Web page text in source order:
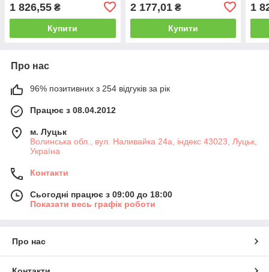
1 826,55 ₴
Купити
2 177,01₴
Купити
1
Про нас
96% позитивних з 254 відгуків за рік
Працює з 08.04.2012
м. Луцьк
Волинська обл., вул. Наливайка 24а, індекс 43023, Луцьк,
Україна
Контакти
Сьогодні працює з 09:00 до 18:00
Показати весь графік роботи
Про нас